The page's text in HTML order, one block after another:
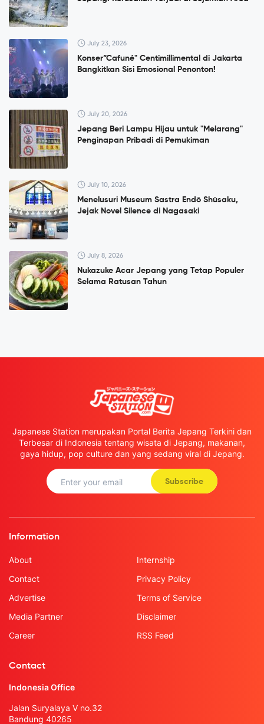
July 23, 2026
Konser”Cafuné" Centimillimental di Jakarta
Bangkitkan Sisi Emosional Penonton!
July 20, 2026
Jepang Beri Lampu Hijau untuk "Melarang"
Penginapan Pribadi di Pemukiman
July 10, 2026
Menelusuri Museum Sastra Endō Shūsaku,
Jejak Novel Silence di Nagasaki
July 8, 2026
Nukazuke Acar Jepang yang Tetap Populer
Selama Ratusan Tahun
Japanese Station merupakan Portal Berita Jepang Terkini dan
Terbesar di Indonesia tentang wisata di Jepang, makanan,
gaya hidup, pop culture dan yang sedang viral di Jepang.
Subscribe
Information
About
Contact
Advertise
Media Partner
Career
Internship
Privacy Policy
Terms of Service
Disclaimer
RSS Feed
Contact
Indonesia Office
Jalan Suryalaya V no.32
Bandung 40265